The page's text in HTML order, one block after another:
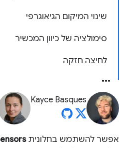
שינוי המיקום הגיאוגרפי
סימולציה של כיוון המכשיר
לחיצה חזקה
Kayce Basques
אפשר להשתמש בחלונית